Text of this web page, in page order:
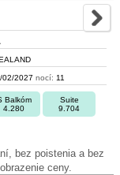
02/2027 nocí: 11
Balkóm
4.280
Suite
9.704
bez poistenia a bez
ceny.